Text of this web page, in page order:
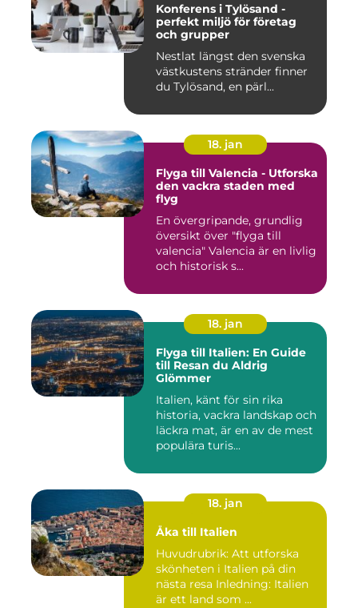
Konferens i Tylösand -
perfekt miljö för företag
och grupper
Nestlat längst den svenska
västkustens stränder finner
du Tylösand, en pärl...
18. jan
Flyga till Valencia - Utforska
den vackra staden med
flyg
En övergripande, grundlig
översikt över "flyga till
valencia" Valencia är en livlig
och historisk s...
18. jan
Flyga till Italien: En Guide
till Resan du Aldrig
Glömmer
Italien, känt för sin rika
historia, vackra landskap och
läckra mat, är en av de mest
populära turis...
18. jan
Åka till Italien
Huvudrubrik: Att utforska
skönheten i Italien på din
nästa resa Inledning: Italien
är ett land som ...